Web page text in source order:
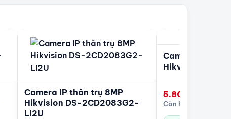
Camera IP thân trụ 8MP
Hikvision DS-2CD2083G2-
LI2U
Camera IP bán
Hikvision DS-
5.800.000
Còn hàng